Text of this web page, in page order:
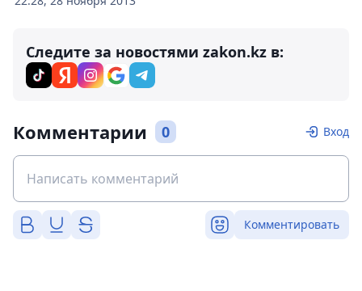
Следите за новостями zakon.kz в:
Комментарии 0 Вход
Комментировать